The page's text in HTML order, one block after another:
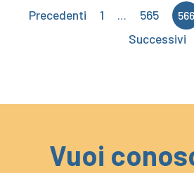
Paginazione
Precedenti 1 … 565 566
Successivi
Vuoi